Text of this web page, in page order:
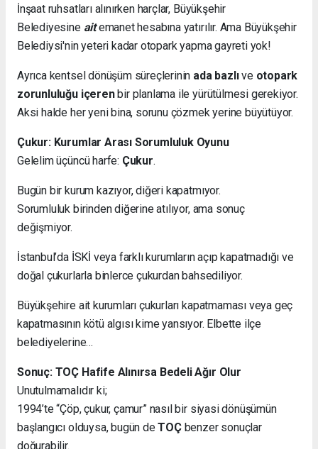
İnşaat ruhsatları alınırken harçlar, Büyükşehir
Belediyesine aitemanet hesabına yatırılır. Ama Büyükşehir
Belediysi'nin yeteri kadar otopark yapma gayreti yok!
Ayrıca kentsel dönüşüm süreçlerinin ada bazlıve otopark
zorunluluğu içerenbir planlama ile yürütülmesi gerekiyor.
Aksi halde her yeni bina, sorunu çözmek yerine büyütüyor.
Çukur: Kurumlar Arası Sorumluluk Oyunu
Gelelim üçüncü harfe: Çukur.
Bugün bir kurum kazıyor, diğeri kapatmıyor.
Sorumluluk birinden diğerine atılıyor, ama sonuç
değişmiyor.
İstanbul’da İSKİ veya farklı kurumların açıp kapatmadığı ve
doğal çukurlarla binlerce çukurdan bahsediliyor.
Büyükşehire ait kurumları çukurları kapatmaması veya geç
kapatmasının kötü algısı kime yansıyor. Elbette ilçe
belediyelerine…
Sonuç: TOÇ Hafife Alınırsa Bedeli Ağır Olur
Unutulmamalıdır ki;
1994’te “Çöp, çukur, çamur” nasıl bir siyasi dönüşümün
başlangıcı olduysa, bugün deTOÇbenzer sonuçlar
doğurabilir.